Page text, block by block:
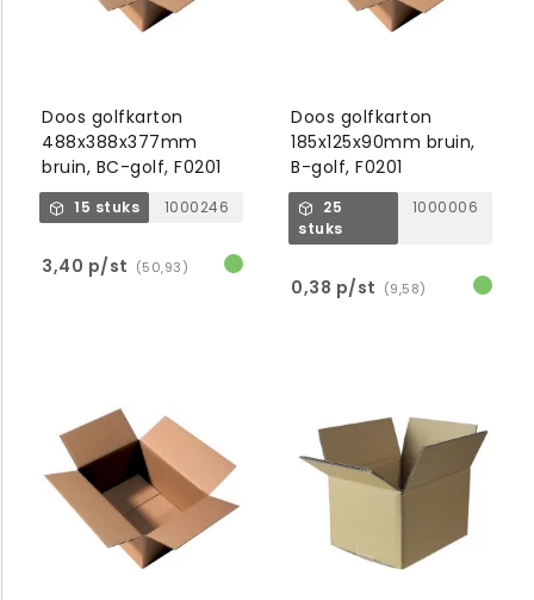
Doos golfkarton
488x388x377mm
bruin, BC-golf, F0201
15 stuks 1000246
3,40 p/st (50,93)
Doos golfkarton
185x125x90mm bruin,
B-golf, F0201
25
stuks
1000006
0,38 p/st (9,58)